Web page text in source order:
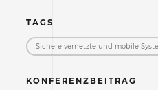
TAGS
Sichere vernetzte und mobile
KONFERENZBEITRAG